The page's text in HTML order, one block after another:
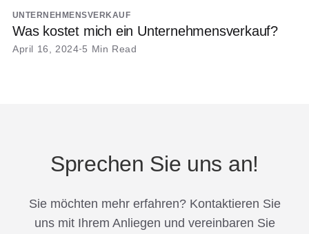
UNTERNEHMENSVERKAUF
Was kostet mich ein Unternehmensverkauf?
April 16, 2024 5 Min Read
Sprechen Sie uns an!
Sie möchten mehr erfahren? Kontaktieren Sie
uns mit Ihrem Anliegen und vereinbaren Sie